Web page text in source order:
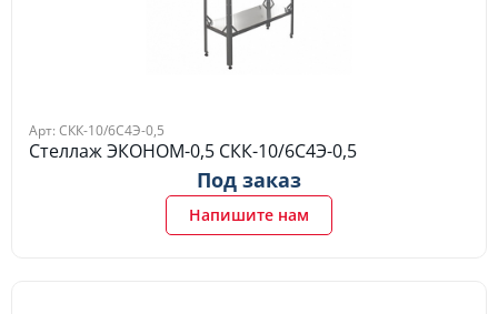
Арт: СКК-10/6С4Э-0,5
Стеллаж ЭКОНОМ-0,5 СКК-10/6С4Э-0,5
Под заказ
Напишите нам